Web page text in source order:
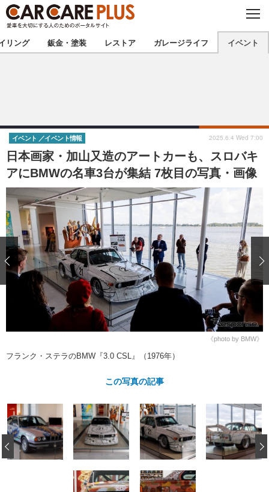
C
O
S
E
★カーケアプラス認定★ 厳選プロショップを地域から探す
甲信越 北陸
東海 関西
中国 四国
九州 沖縄
注目の記事
ショップレポート 愛車 File
自動車豆知識 ストップ！不具合修理＆粗悪修理
鈑金・塗装
ディテイリング
ディテイリング 洗車
ヘッドライト磨き コーティング
鈑金・塗装
防錆
ェクト
インタビュー
イベント告知 イベントレポート
リング 鈑金・塗装 レストア ガレージライフ イベント
日本画家・加山又造のアートカーも、スロバキ
アにBMWの名車3台が集結 7枚目の写真・画像
イベント イベント情報 2025.6.4 Wed 7:00
《photo by BMW》
フランク・ステラのBMW『3.0 CSL』（1976年）
この写真の記事
‹